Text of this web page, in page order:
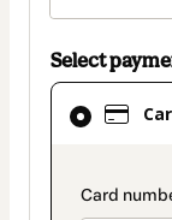
Select
Card
selected
method